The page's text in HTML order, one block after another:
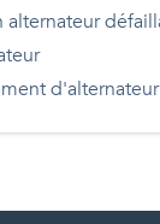
alternateur
d'alternateur